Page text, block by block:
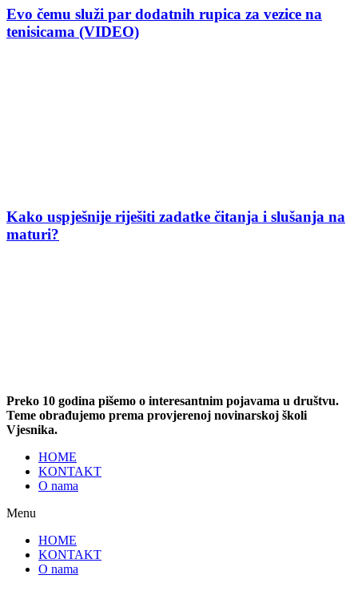
Evo čemu služi par dodatnih rupica za vezice na
tenisicama (VIDEO)
Kako uspješnije riješiti zadatke čitanja i slušanja na
maturi?
Preko 10 godina pišemo o interesantnim pojavama u društvu.
Teme obrađujemo prema provjerenoj novinarskoj školi
Vjesnika.
HOME
KONTAKT
O nama
Menu
HOME
KONTAKT
O nama